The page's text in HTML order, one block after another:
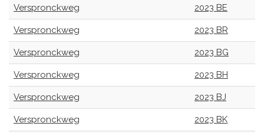
Verspronckweg 2023 BE
Verspronckweg 2023 BR
Verspronckweg 2023 BG
Verspronckweg 2023 BH
Verspronckweg 2023 BJ
Verspronckweg 2023 BK